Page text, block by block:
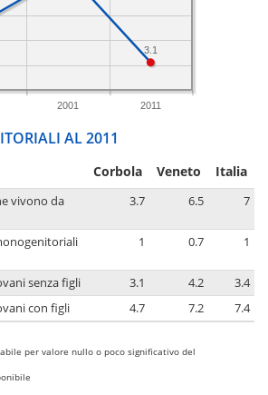
2001 2011
3.1
AL 2011
Corbola Veneto Italia
vivono da
3.7 6.5 7
1 0.7 1
senza figli 3.1 4.2
3.4
con figli
4.7 7.2 7.4
per valore nullo o poco significativo del